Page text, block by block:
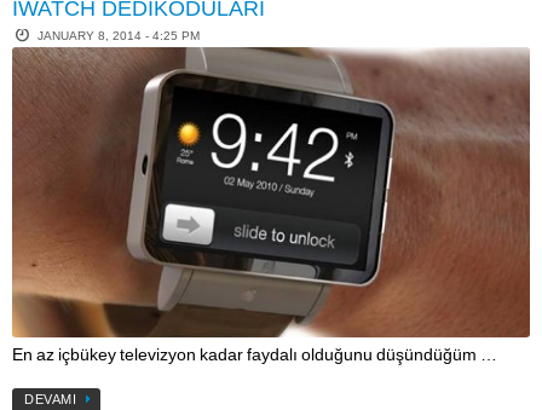
IWATCH DEDIKODULARI
JANUARY 8, 2014 - 4:25 PM
En az içbükey televizyon kadar faydalı olduğunu düşündüğüm …
DEVAMI